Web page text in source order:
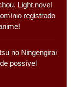
Light novel
registrado
no Ningengirai
possível